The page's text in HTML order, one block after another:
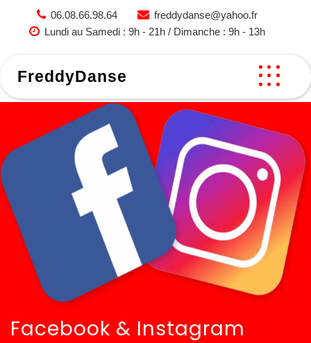
06.08.66.98.64
freddydanse@yahoo.fr
Lundi au Samedi : 9h - 21h / Dimanche : 9h - 13h
FreddyDanse
Facebook & Instagram